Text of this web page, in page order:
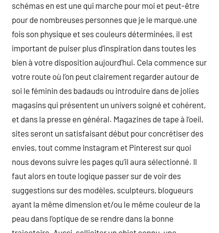
schémas en est une qui marche pour moi et peut-être
pour de nombreuses personnes que je le marque.une
fois son physique et ses couleurs déterminées, il est
important de puiser plus d’inspiration dans toutes les
bien à votre disposition aujourd’hui. Cela commence sur
votre route où l’on peut clairement regarder autour de
soi le féminin des badauds ou introduire dans de jolies
magasins qui présentent un univers soigné et cohérent,
et dans la presse en général. Magazines de tape à l’oeil,
sites seront un satisfaisant début pour concrétiser des
envies, tout comme Instagram et Pinterest sur quoi
nous devons suivre les pages qu’il aura sélectionné. Il
faut alors en toute logique passer sur de voir des
suggestions sur des modèles, sculpteurs, blogueurs
ayant la même dimension et/ou le même couleur de la
peau dans l’optique de se rendre dans la bonne